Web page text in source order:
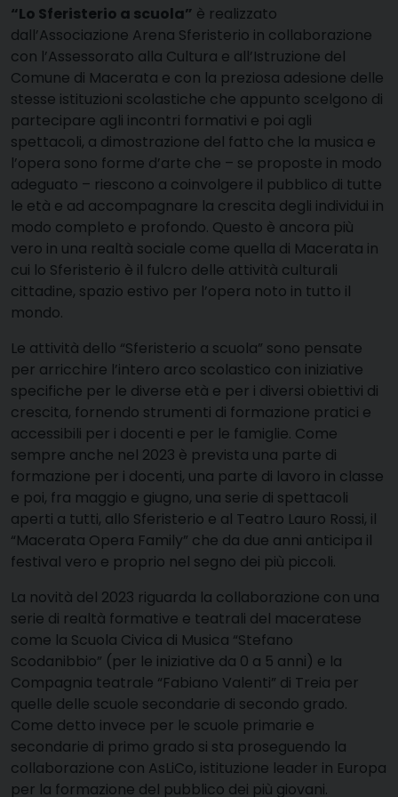
“Lo Sferisterio a scuola” è realizzato
dall’Associazione Arena Sferisterio in collaborazione
con l’Assessorato alla Cultura e all’Istruzione del
Comune di Macerata e con la preziosa adesione delle
stesse istituzioni scolastiche che appunto scelgono di
partecipare agli incontri formativi e poi agli
spettacoli, a dimostrazione del fatto che la musica e
l’opera sono forme d’arte che – se proposte in modo
adeguato – riescono a coinvolgere il pubblico di tutte
le età e ad accompagnare la crescita degli individui in
modo completo e profondo. Questo è ancora più
vero in una realtà sociale come quella di Macerata in
cui lo Sferisterio è il fulcro delle attività culturali
cittadine, spazio estivo per l’opera noto in tutto il
mondo.
Le attività dello “Sferisterio a scuola” sono pensate
per arricchire l’intero arco scolastico con iniziative
specifiche per le diverse età e per i diversi obiettivi di
crescita, fornendo strumenti di formazione pratici e
accessibili per i docenti e per le famiglie. Come
sempre anche nel 2023 è prevista una parte di
formazione per i docenti, una parte di lavoro in classe
e poi, fra maggio e giugno, una serie di spettacoli
aperti a tutti, allo Sferisterio e al Teatro Lauro Rossi, il
“Macerata Opera Family” che da due anni anticipa il
festival vero e proprio nel segno dei più piccoli.
La novità del 2023 riguarda la collaborazione con una
serie di realtà formative e teatrali del maceratese
come la Scuola Civica di Musica “Stefano
Scodanibbio” (per le iniziative da 0 a 5 anni) e la
Compagnia teatrale “Fabiano Valenti” di Treia per
quelle delle scuole secondarie di secondo grado.
Come detto invece per le scuole primarie e
secondarie di primo grado si sta proseguendo la
collaborazione con AsLiCo, istituzione leader in Europa
per la formazione del pubblico dei più giovani.